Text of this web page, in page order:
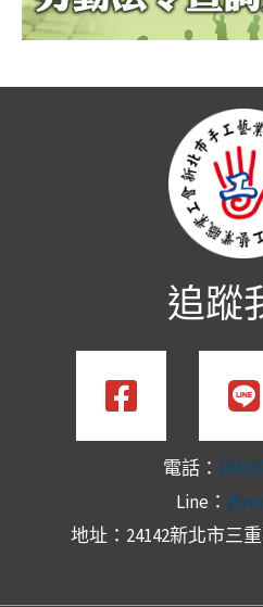
追蹤
電話：
Line：
地址：24142新北市三